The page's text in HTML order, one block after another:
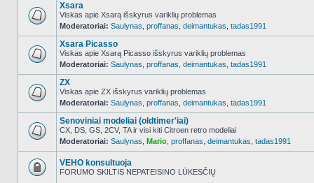
NO_UNREAD_POSTS
Xsara
Viskas apie Xsarą išskyrus variklių problemas
Moderatoriai: Saulynas proffanas deimantukas tadas1991
NO_UNREAD_POSTS
Xsara Picasso
Viskas apie Xsarą Picasso išskyrus variklių problemas
Moderatoriai: Saulynas proffanas deimantukas tadas1991
NO_UNREAD_POSTS
ZX
Viskas apie ZX išskyrus variklių problemas
Moderatoriai: Saulynas proffanas deimantukas tadas1991
NO_UNREAD_POSTS
Senoviniai modeliai (oldtimer'iai)
CX, DS, GS, 2CV, TA ir visi kiti Citroen retro modeliai
Moderatoriai: Saulynas Mario proffanas deimantukas tadas1991
VEHO konsultuoja
FORUMO SKILTIS NEPATEISINO LŪKESČIŲ